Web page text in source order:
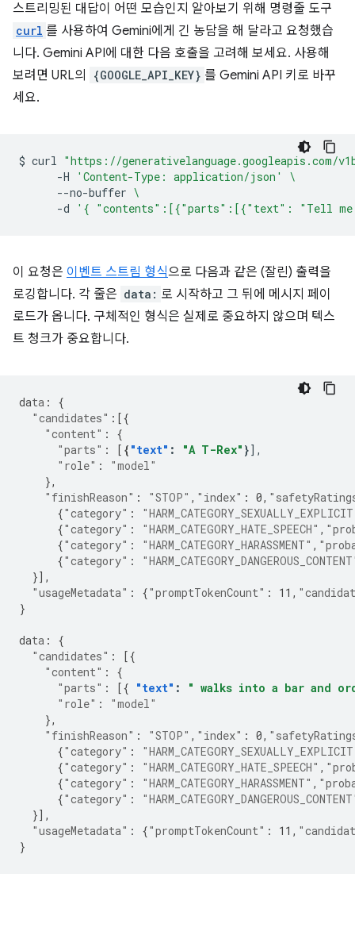
스트리밍된 대답이 어떤 모습인지 알아보기 위해 명령줄 도구
curl 를 사용하여 Gemini에게 긴 농담을 해 달라고 요청했습
니다. Gemini API에 대한 다음 호출을 고려해 보세요. 사용해
보려면 URL의
{GOOGLE_API_KEY} 를 Gemini API 키로 바꾸
세요.
$ curl "https://generativelanguage.googleapis.com/
-H
'Content-Type: application/json'
\
--no-buffer \
-d
'{ "contents":[{"parts":[{"text": "Tell
이 요청은 이벤트 스트림 형식으로 다음과 같은 (잘린) 출력을
로깅합니다. 각 줄은 data: 로 시작하고 그 뒤에 메시지 페이
로드가 옵니다. 구체적인 형식은 실제로 중요하지 않으며 텍스
트 청크가 중요합니다.
data :
{
"candidates" :[{
"content" :
{
"parts" : [ { "text" : "A T-Rex" }
"role" :
"model"
},
"finishReason" : "STOP" , "index" : 0,
{"category" :
{"category" : "HARM_CATEGORY_HATE_SPEECH" ,
{"category" : "HARM_CATEGORY_HARASSMENT" ,
{"category" :
}],
"usageMetadata" : {"promptTokenCount" : 11 ,
}
data :
{
"candidates" :
[{
"content" :
{
"parts" : [{ "text" :
" walks into a bar and
"role" :
"model"
},
"finishReason" : "STOP" , "index" : 0,
{"category" :
{"category" : "HARM_CATEGORY_HATE_SPEECH" ,
{"category" : "HARM_CATEGORY_HARASSMENT" ,
{"category" :
}],
"usageMetadata" : {"promptTokenCount" : 11 ,
}